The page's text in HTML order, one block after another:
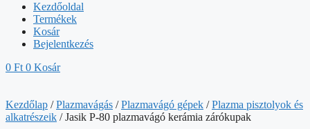
Kezdőoldal
Termékek
Kosár
Bejelentkezés
0 Ft 0 Kosár
Kezdőlap /Plazmavágás /Plazmavágó gépek /Plazma pisztolyok és
alkatrészeik / Jasik P-80 plazmavágó kerámia zárókupak